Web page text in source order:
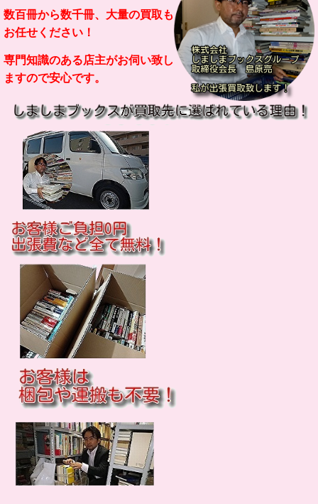
数百冊から数千冊、大量の買取も
お任せください！
専門知識のある店主がお伺い致し
ますので安心です。